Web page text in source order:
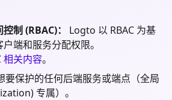
制 (RBAC)：
Logto 以 RBAC 为基
端和服务分配权限。
相关内容。
要保护的任何后端服务或端点（全局
专属）。